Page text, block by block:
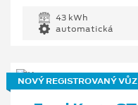
43 kWh
automatická
NOVÝ REGISTROVANÝ VŮZ